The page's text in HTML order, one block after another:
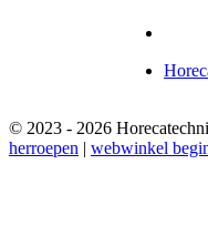
© 2023 - 2026
herroepen | webwinkel